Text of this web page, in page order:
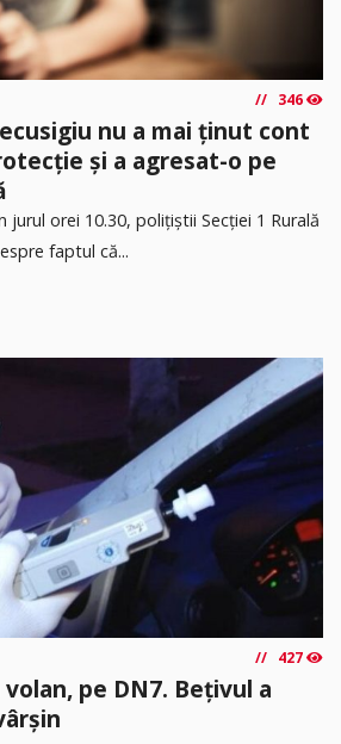
346
nu a mai ținut cont
și a agresat-o pe
jurul orei 10.30, polițiștii Secției 1 Rurală
faptul că...
427
pe DN7. Bețivul a